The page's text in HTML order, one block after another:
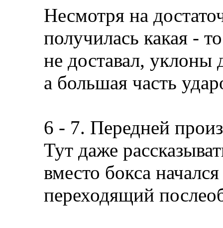
Несмотря на
получилась какая -
не доставал, уклоны
а большая часть
6 - 7. Передней
Тут даже
вместо бокса
переходящий